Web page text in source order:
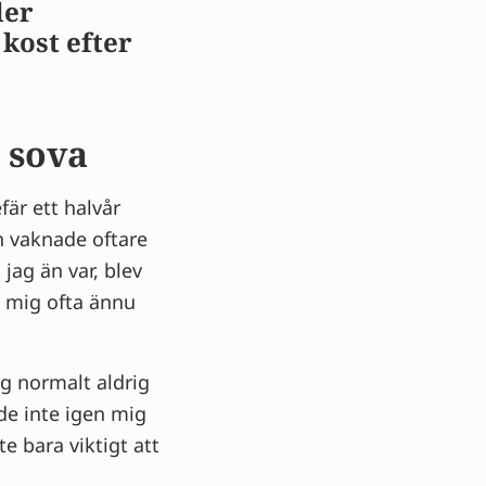
efter
ett halvår
vaknade oftare
än var, blev
ofta ännu
normalt aldrig
inte igen mig
bara viktigt att